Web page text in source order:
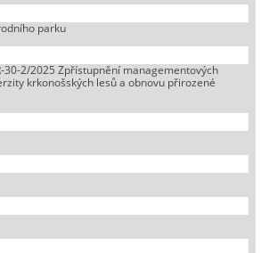
parku
30-2/2025 Zpřístupnění managementových
krkonošských lesů a obnovu přirozené